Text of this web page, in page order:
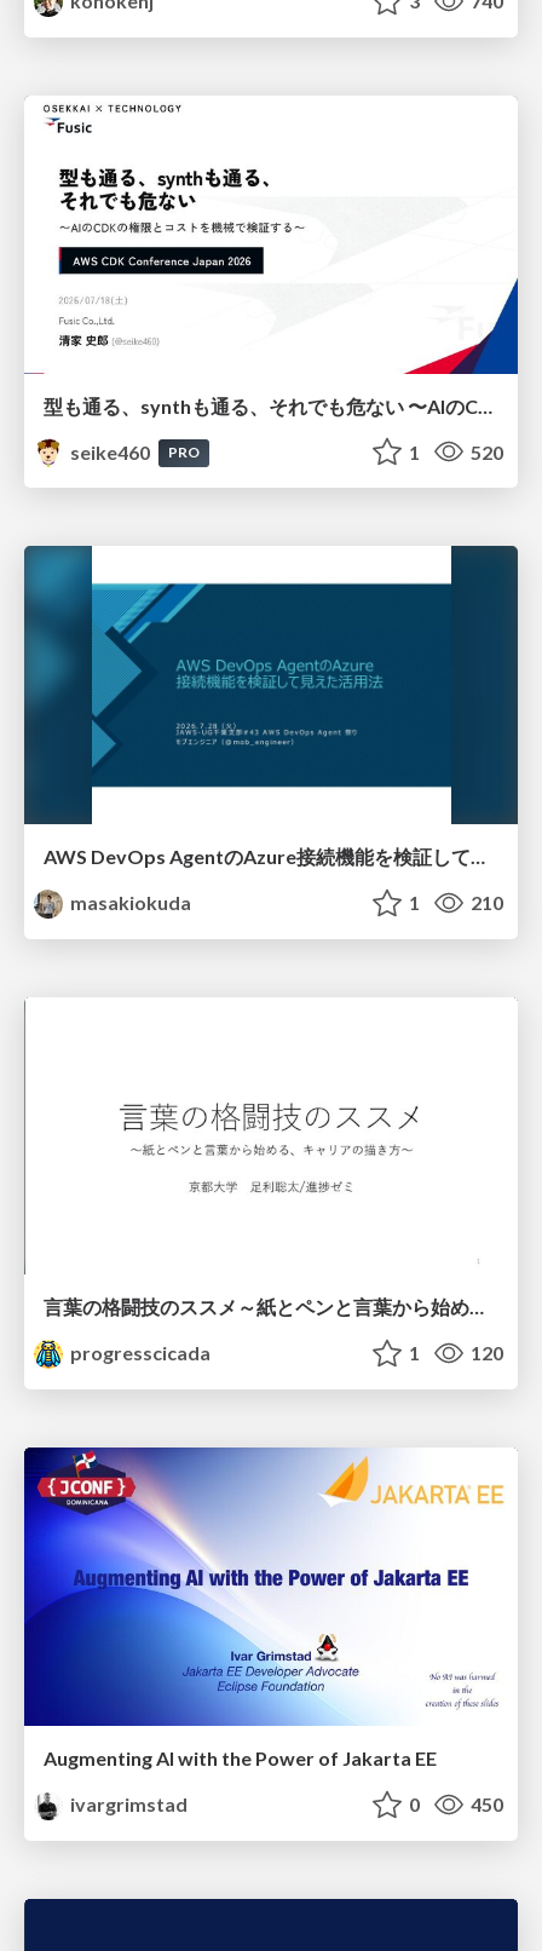
seike460
PRO 1 520
AWS DevOps AgentのAzure接続機能を検証して見えた活用法／Use Cases Verified for the AWS DevOps Agent's Azure Connectivity Feature
masakiokuda
1 210
言葉の格闘技のススメ～紙とペンと言葉から始める、キャリアの描き方～
progresscicada
1 120
Augmenting AI with the Power of Jakarta EE
ivargrimstad
0 450